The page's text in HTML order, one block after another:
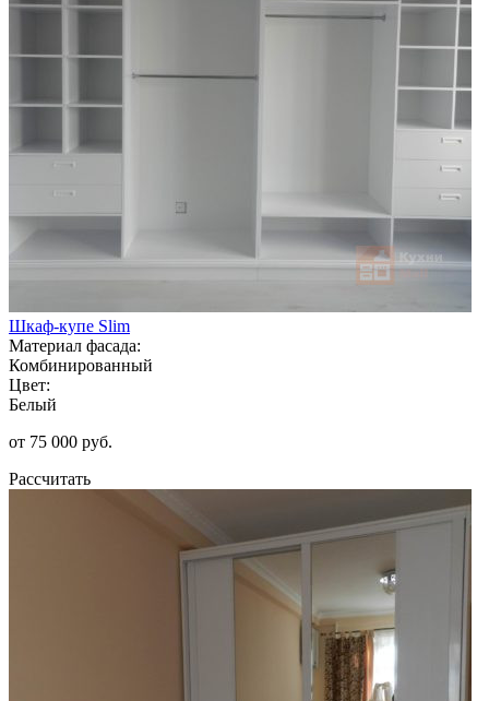
Шкаф-купе Slim
Материал фасада:
Комбинированный
Цвет:
Белый
от 75 000 руб.
Рассчитать